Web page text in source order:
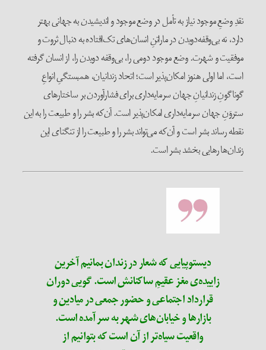
نقدِ وضعِ موجود نیاز به تأمل در وضع موجود و اندیشیدن به جهانی بهتر
دارد، نه بی‌وقفه‌دویدن در ماراتنِ انسان‌های تک‌افتاده به دنبال ثروت و
موفقیت و شهرت. وضع موجود دومی را، بی‌وقفه دویدن را، از انسان گرفته
است، اما اولی هنوز امکان‌پذیر است؛ اتحاد زندانیان، همبستگیِ انواعِ
گوناگونِ زندانیانِ جهان سرمایه‌داری برای فشارآوردن بر ساختارهای
ستروَنِ جهان سرمایه‌داری امکان‌پذیر است. آن‌که بشر را و طبیعت را به این
نقطه رساند بشر است و آن‌که می‌تواند بشر را و طبیعت را از تنگنای این
زندان‌ها رهایی بخشد بشر است.
دیستوپیایی که شعار در زندان بمانیم آخرین
زاییده‌ی مغز عقیمِ ساکنانش است. گویی دوران
قرارداد اجتماعی و حضور جمعی در میادین و
بازارها و خیابان‌های شهر به سر آمده است.
واقعیت سیاه‌تر از آن است که بتوانیم از